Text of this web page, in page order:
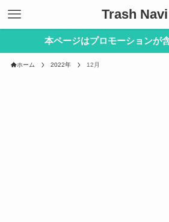
Trash Navi
本ページはプロモーションが
ホーム 2022年 12月